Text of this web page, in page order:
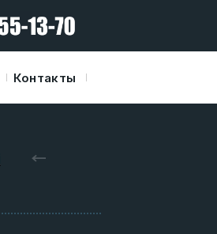
Контакты